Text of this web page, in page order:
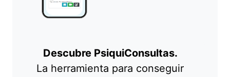
Descubre PsiquiConsultas.
La herramienta para conseguir